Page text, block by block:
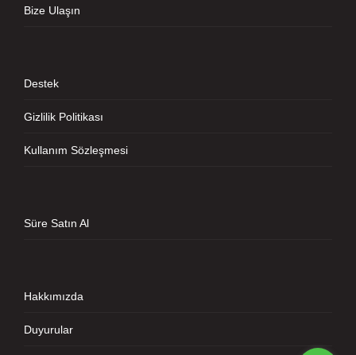
Bize Ulaşın
Destek
Gizlilik Politikası
Kullanım Sözleşmesi
Süre Satın Al
Hakkımızda
Duyurular